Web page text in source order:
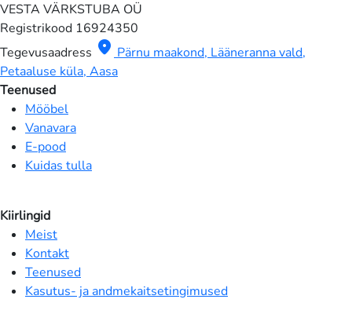
VESTA VÄRKSTUBA OÜ
Registrikood 16924350
Tegevusaadress location_on Pärnu maakond, Lääneranna vald,
Petaaluse küla, Aasa
Teenused
Mööbel
Vanavara
E-pood
Kuidas tulla
Kiirlingid
Meist
Kontakt
Teenused
Kasutus- ja andmekaitsetingimused